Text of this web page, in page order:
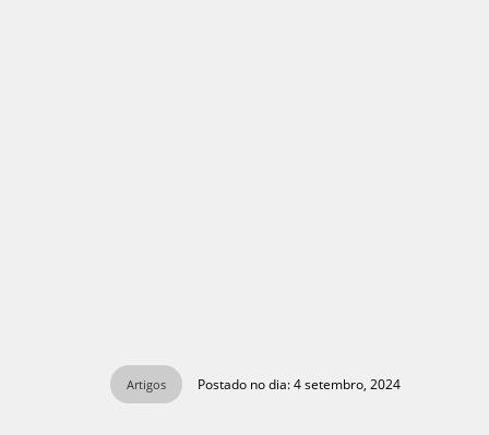
Artigos Postado no dia: 4 setembro, 2024